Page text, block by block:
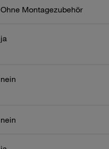
Ohne Montagezubehör
ja
nein
nein